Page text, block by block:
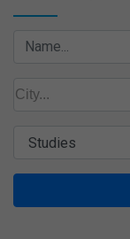
Name...